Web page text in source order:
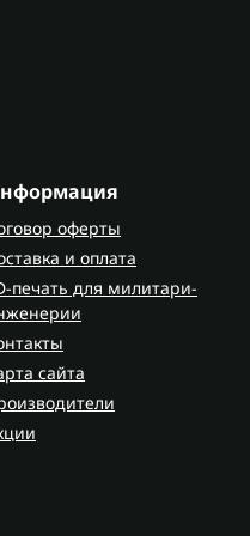
берут
активную езду.
ежедневный
легкое
двигателя,
тормоза,
и допустимую
могут быть
электронное
и задний багажник.
и подвеска.
пассажиров —
оферты
и оплата
печать для милитари-
сайта